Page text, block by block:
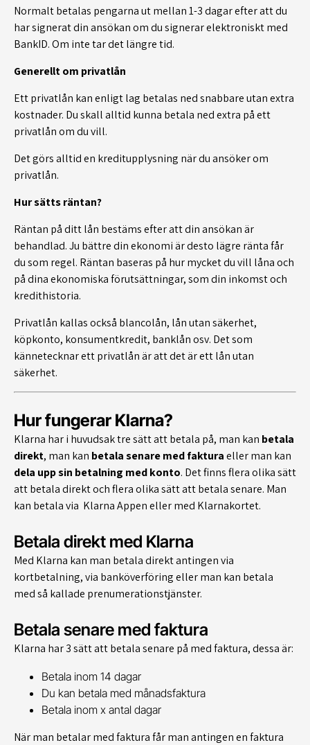
Normalt betalas pengarna ut mellan 1-3 dagar efter att du
har signerat din ansökan om du signerar elektroniskt med
BankID. Om inte tar det längre tid.
Generellt om privatlån
Ett privatlån kan enligt lag betalas ned snabbare utan extra
kostnader. Du skall alltid kunna betala ned extra på ett
privatlån om du vill.
Det görs alltid en kreditupplysning när du ansöker om
privatlån.
Hur sätts räntan?
Räntan på ditt lån bestäms efter att din ansökan är
behandlad. Ju bättre din ekonomi är desto lägre ränta får
du som regel. Räntan baseras på hur mycket du vill låna och
på dina ekonomiska förutsättningar, som din inkomst och
kredithistoria.
Privatlån kallas också blancolån, lån utan säkerhet,
köpkonto, konsumentkredit, banklån osv. Det som
kännetecknar ett privatlån är att det är ett lån utan
säkerhet.
Hur fungerar Klarna?
Klarna har i huvudsak tre sätt att betala på, man kan betala
direkt, man kan betala senare med fakturaeller man kan
dela upp sin betalning med konto. Det finns flera olika sätt
att betala direkt och flera olika sätt att betala senare. Man
kan betala via Klarna Appen eller med Klarnakortet.
Betala direkt med Klarna
Med Klarna kan man betala direkt antingen via
kortbetalning, via banköverföring eller man kan betala
med så kallade prenumerationstjänster.
Betala senare med faktura
Klarna har 3 sätt att betala senare på med faktura, dessa är:
Betala inom 14 dagar
Du kan betala med månadsfaktura
Betala inom x antal dagar
När man betalar med faktura får man antingen en faktura